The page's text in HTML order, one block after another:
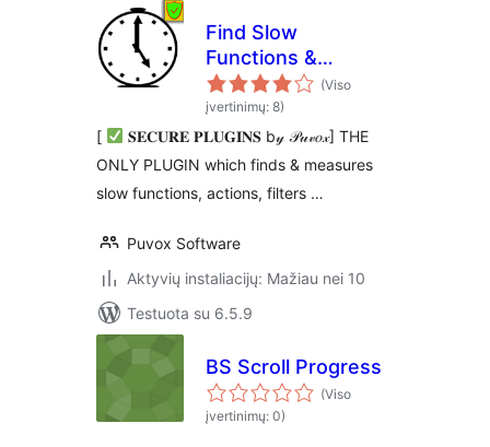
Find Slow
Functions &
Actions & Filters &
Hooks (Debug Bar)
(Viso
įvertinimų: 8)
[
𝐒𝐄𝐂𝐔𝐑𝐄 𝐏𝐋𝐔𝐆𝐈𝐍𝐒 b𝓎 𝒫𝓊𝓋𝑜𝓍] THE
ONLY PLUGIN which finds & measures
slow functions, actions, filters …
Puvox Software
Aktyvių instaliacijų: Mažiau nei 10
Testuota su 6.5.9
BS Scroll Progress
(Viso
įvertinimų: 0)